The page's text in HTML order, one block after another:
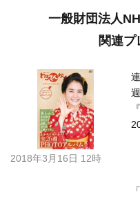
一般財団法人
関連プ
2018年3月16日 12時